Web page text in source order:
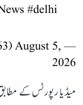
#delhi
— Meet Prajapati (@MeetPra82522063)
August 5,
2026
میڈیا رپورٹس کے